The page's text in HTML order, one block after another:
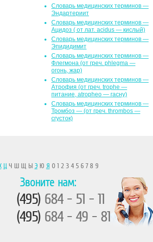
Словарь медицинских терминов —
Эндартериит
Словарь медицинских терминов —
Ацидоз ( от лат. асidus — кислый)
Словарь медицинских терминов —
Эпидидимит
Словарь медицинских терминов —
Флегмона (от гpeч. phlegma —
огонь, жар)
Словарь медицинских терминов —
Атрофия (от греч. trophe —
питание, atropheo — гасну)
Словарь медицинских терминов —
Тромбоз — (от греч. thrombos —
сгусток)
ЦЧ Ш Щ Ы ЭЮ Я 0 1 2 3 4 5 6 7 8 9
Звоните нам:
(495) 684 - 51 - 11
(495) 684 - 49 - 81